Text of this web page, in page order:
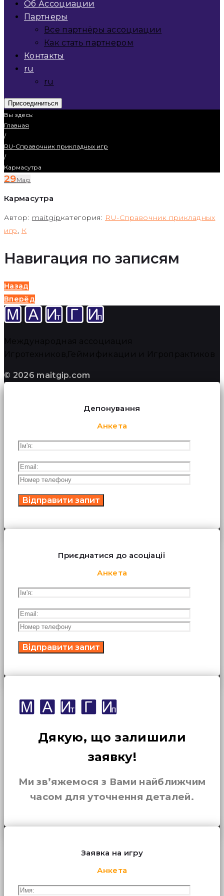
Об Ассоциации
Партнеры
Все партнёры ассоциации
Как стать партнером
Контакты
ru
ru
Присоединиться
Вы здесь:
Главная
/
RU-Справочник прикладных игр
/
Кармасутра
29Мар
Кармасутра
Автор: maitgipкатегория: RU-Справочник прикладных
игр, К
Навигация по записям
Назад
Вперёд
Международная ассоциация
Игротехников,Геймификации и Игропрактиков
© 2026 maitgip.com
Депонування
Анкета
Приєднатися до асоціації
Анкета
Дякую, що залишили
заявку!
Ми зв’яжемося з Вами найближчим
часом для уточнення деталей.
Заявка на игру
Анкета